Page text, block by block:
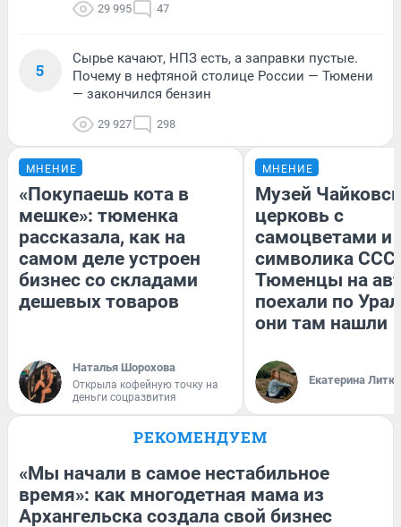
29 995 47
5
Сырье качают, НПЗ есть, а заправки пустые.
Почему в нефтяной столице России — Тюмени
— закончился бензин
29 927 298
МНЕНИЕ
«Покупаешь кота в
мешке»: тюменка
рассказала, как на
самом деле устроен
бизнес со складами
дешевых товаров
Наталья Шорохова
Открыла кофейную точку на
деньги соцразвития
МНЕНИЕ
Музей
церковь с
самоцветами и
символика
Тюменцы на
поехали по
они там нашли
Екатерина
РЕКОМЕНДУЕМ
«Мы начали в самое нестабильное
время»: как многодетная мама из
Архангельска создала свой бизнес